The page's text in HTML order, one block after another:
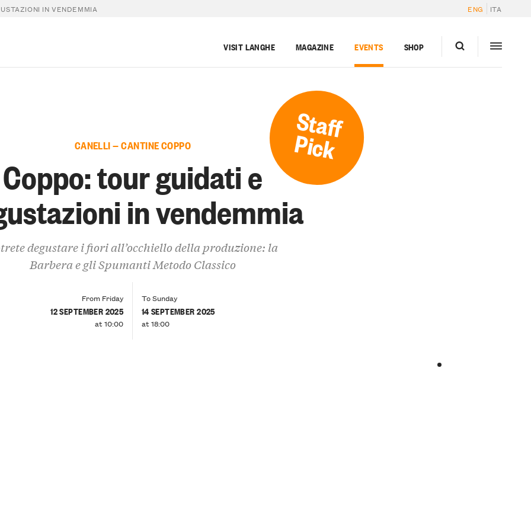
IN VENDEMMIA ENG ITA
VISIT LANGHE MAGAZINE EVENTS SHOP
Staff
Pick
CANELLI — CANTINE COPPO
Coppo: tour guidati e
in vendemmia
degustare i fiori all’occhiello della produzione: la
Barbera e gli Spumanti Metodo Classico
From Friday
12 SEPTEMBER 2025
at 10:00
To Sunday
14 SEPTEMBER 2025
at 18:00